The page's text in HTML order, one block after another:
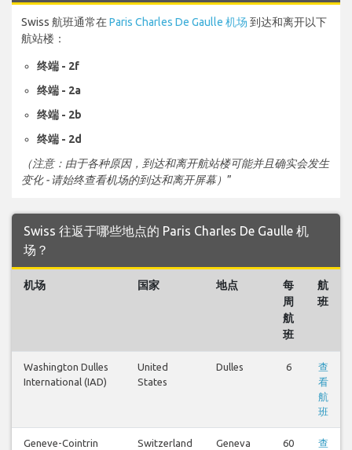
Swiss 航班通常在Paris Charles De Gaulle 机场 到达和离开以下
航站楼：
终端 - 2f
终端 - 2a
终端 - 2b
终端 - 2d
（注意：由于各种原因，到达和离开航站楼可能并且确实会发生
变化 - 请始终查看机场的到达和离开屏幕） ”
Swiss 往返于哪些地点的 Paris Charles De Gaulle 机
场？
机场 国家 地点
每
周
航
班
航
班
Washington Dulles
International (IAD)
United
States
Dulles 6
查
看
航
班
Geneve-Cointrin
Switzerland Geneva 60
查